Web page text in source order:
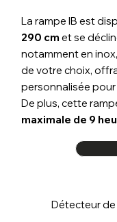
Détecteur
La rampe IB est
290 cm et se
notamment en
de votre choix,
personnalisée
De plus, cette
maximale de 9